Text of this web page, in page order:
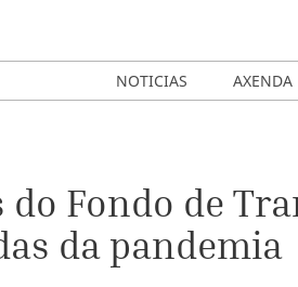
NOTICIAS AXENDA
Fondo de
da pandemia